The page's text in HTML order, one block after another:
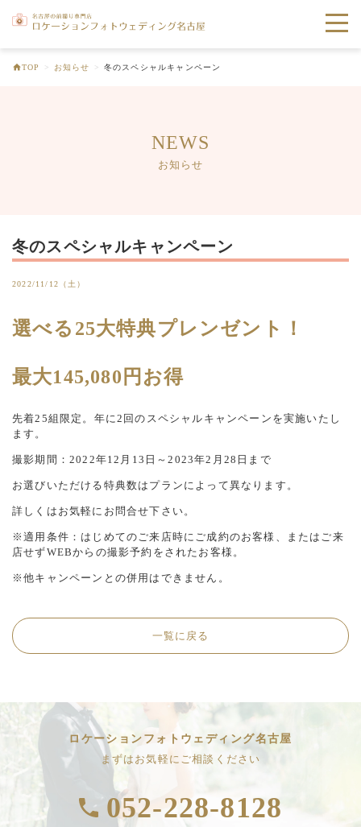
toggle
TOP > お知らせ > 冬のスペシャルキャンペーン
NEWS
お知らせ
冬のスペシャルキャンペーン
2022/11/12（土）
選べる25大特典プレンゼント！
最大145,080円お得
先着25組限定。年に2回のスペシャルキャンペーンを実施いたし
ます。
撮影期間：2022年12月13日～2023年2月28日まで
お選びいただける特典数はプランによって異なります。
詳しくはお気軽にお問合せ下さい。
※適用条件：はじめてのご来店時にご成約のお客様、またはご来
店せずWEBからの撮影予約をされたお客様。
※他キャンペーンとの併用はできません。
一覧に戻る
ロケーションフォトウェディング名古屋
まずはお気軽にご相談ください
052-228-8128